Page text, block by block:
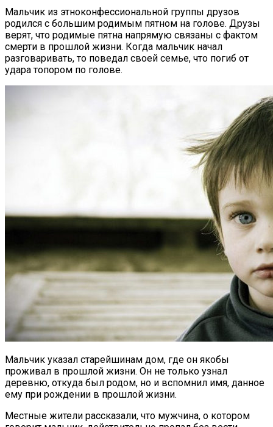
Мальчик из этноконфессиональной группы друзов
родился с большим родимым пятном на голове. Друзы
верят, что родимые пятна напрямую связаны с фактом
смерти в прошлой жизни. Когда мальчик начал
разговаривать, то поведал своей семье, что погиб от
удара топором по голове.
Мальчик указал старейшинам дом, где он якобы
проживал в прошлой жизни. Он не только узнал
деревню, откуда был родом, но и вспомнил имя, данное
ему при рождении в прошлой жизни.
Местные жители рассказали, что мужчина, о котором